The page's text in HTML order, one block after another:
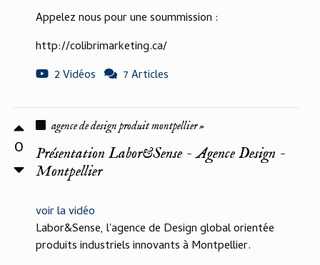
Appelez nous pour une soummission :
http://colibrimarketing.ca/
2 Vidéos
7 Articles
0
agence de design produit montpellier »
Présentation Labor&Sense - Agence Design -
Montpellier
voir la vidéo
Labor&Sense, l'agence de Design global orientée
produits industriels innovants à Montpellier.